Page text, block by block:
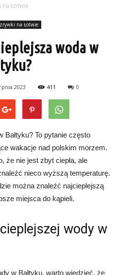
na Łotwie
na Łotwie
woda w
2023 411 0
Bałtyku? To pytanie często
wakacje nad polskim morzem.
że nie jest zbyt ciepła, ale
nieco wyższą temperaturę.
można znaleźć najcieplejszą
miejsca do kąpieli.
wody w
w Bałtyku, warto wiedzieć, że